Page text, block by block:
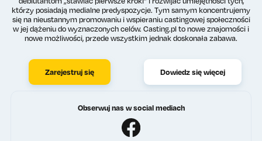
którzy posiadają medialne predyspozycje. Tym samym koncentrujemy
się na nieustannym promowaniu i wspieraniu castingowej społeczności
w jej dążeniu do wyznaczonych celów. Casting.pl to nowe znajomości i
nowe możliwości, przede wszystkim jednak doskonała zabawa.
Zarejestruj się Dowiedz się więcej
Obserwuj nas w social mediach